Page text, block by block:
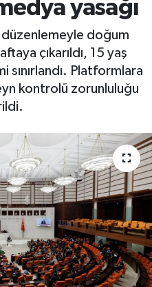
yasağı
doğum
çıkarıldı, 15 yaş
sınırlandı. Platformlara
kontrolü zorunluluğu